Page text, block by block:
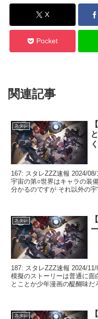
X
Pocket
関連記事
スタレ
167: スタレZZZ速報 2024/
宇宙の第○世界はキャラの装
分かるのですが それ以外の
スタレ
187: スタレZZZ速報 2024/
模擬のストーリーは普通に面
とことか少年漫画の醍醐味
スタレ